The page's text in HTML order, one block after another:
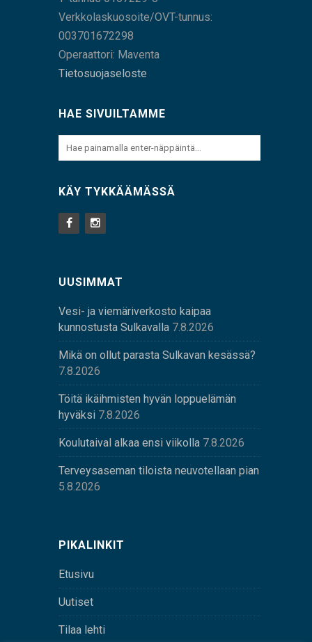
Verkkolaskuosoite/OVT-tunnus:
003701672298
Operaattori: Maventa
Tietosuojaseloste
HAE SIVUILTAMME
KÄY TYKKÄÄMÄSSÄ
UUSIMMAT
Vesi- ja viemäriverkosto kaipaa
kunnostusta Sulkavalla 7.8.2026
Mikä on ollut parasta Sulkavan kesässä?
7.8.2026
Töitä ikäihmisten hyvän loppuelämän
hyväksi 7.8.2026
Koulutaival alkaa ensi viikolla 7.8.2026
Terveysaseman tiloista neuvotellaan pian
5.8.2026
PIKALINKIT
Etusivu
Uutiset
Tilaa lehti